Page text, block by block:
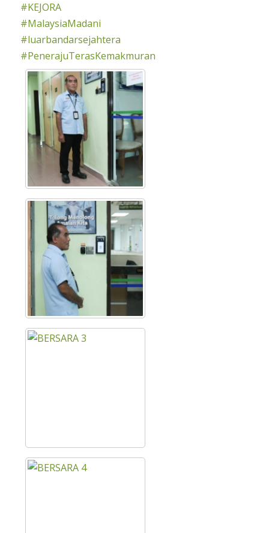
#KEJORA
#MalaysiaMadani
#luarbandarsejahtera
#PenerajuTerasKemakmuran